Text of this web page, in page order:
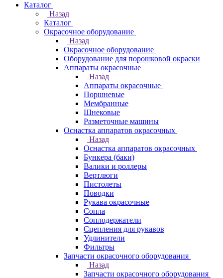
Каталог
Назад
Каталог
Окрасочное оборудование
Назад
Окрасочное оборудование
Оборудование для порошковой окраски
Аппараты окрасочные
Назад
Аппараты окрасочные
Поршневые
Мембранные
Шнековые
Разметочные машины
Оснастка аппаратов окрасочных
Назад
Оснастка аппаратов окрасочных
Бункера (баки)
Валики и роллеры
Вертлюги
Пистолеты
Поводки
Рукава окрасочные
Сопла
Соплодержатели
Сцепления для рукавов
Удлинители
Фильтры
Запчасти окрасочного оборудования
Назад
Запчасти окрасочного оборудования